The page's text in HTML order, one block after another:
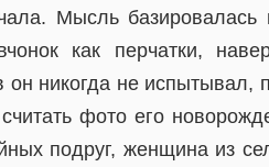
Мысль
как перчатки,
он никогда не испытывал,
фото его
подруг, женщина из